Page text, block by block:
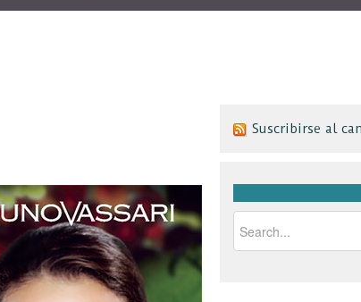
Suscribirse al